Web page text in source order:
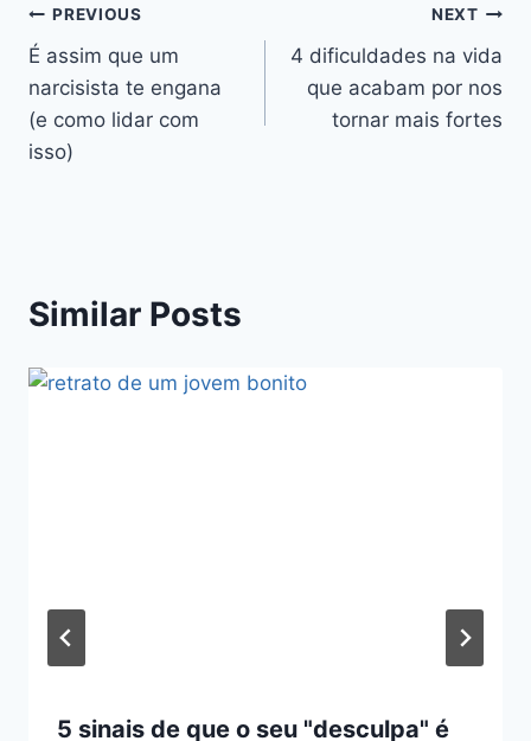
Navegação
de
artigos
PREVIOUS
É assim que um
narcisista te engana
(e como lidar com
isso)
NEXT
4 dificuldades na vida
que acabam por nos
tornar mais fortes
Similar Posts
5 sinais de que o seu "desculpa" é